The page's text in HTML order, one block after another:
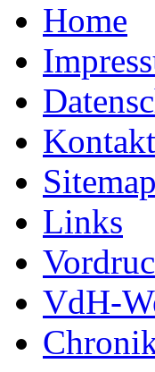
Home
Kontakt
Sitemap
Links
VdH-